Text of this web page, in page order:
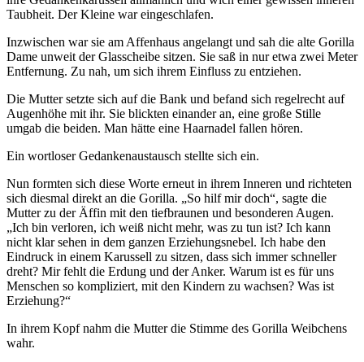
Taubheit. Der Kleine war eingeschlafen.
Inzwischen war sie am Affenhaus angelangt und sah die alte Gorilla
Dame unweit der Glasscheibe sitzen. Sie saß in nur etwa zwei Meter
Entfernung. Zu nah, um sich ihrem Einfluss zu entziehen.
Die Mutter setzte sich auf die Bank und befand sich regelrecht auf
Augenhöhe mit ihr. Sie blickten einander an, eine große Stille
umgab die beiden. Man hätte eine Haarnadel fallen hören.
Ein wortloser Gedankenaustausch stellte sich ein.
Nun formten sich diese Worte erneut in ihrem Inneren und richteten
sich diesmal direkt an die Gorilla. „So hilf mir doch“, sagte die
Mutter zu der Äffin mit den tiefbraunen und besonderen Augen.
„Ich bin verloren, ich weiß nicht mehr, was zu tun ist? Ich kann
nicht klar sehen in dem ganzen Erziehungsnebel. Ich habe den
Eindruck in einem Karussell zu sitzen, dass sich immer schneller
dreht? Mir fehlt die Erdung und der Anker. Warum ist es für uns
Menschen so kompliziert, mit den Kindern zu wachsen? Was ist
Erziehung?“
In ihrem Kopf nahm die Mutter die Stimme des Gorilla Weibchens
wahr.